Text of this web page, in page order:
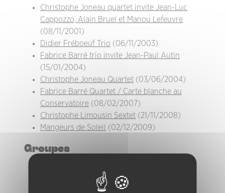
Christophe Joneau quartet invite Jean-Luc
Cappozzo, Alain Bruel et Manou Lefeuvre
(08/11/2001)
Didier Fréboeuf Trio (06/11/2003)
Fabrice Barré trio invite Jean-Paul Autin
(15/01/2004)
Christophe Joneau Quartet (03/06/2004)
Fabrice Barré Quartet / Carte blanche au
Conservatoire (08/02/2007)
Christophe Limousin Sextet (21/11/2008)
Mangeurs de Soleil
(02/12/2009)
Groupes
Charles Bellonzi Quintet